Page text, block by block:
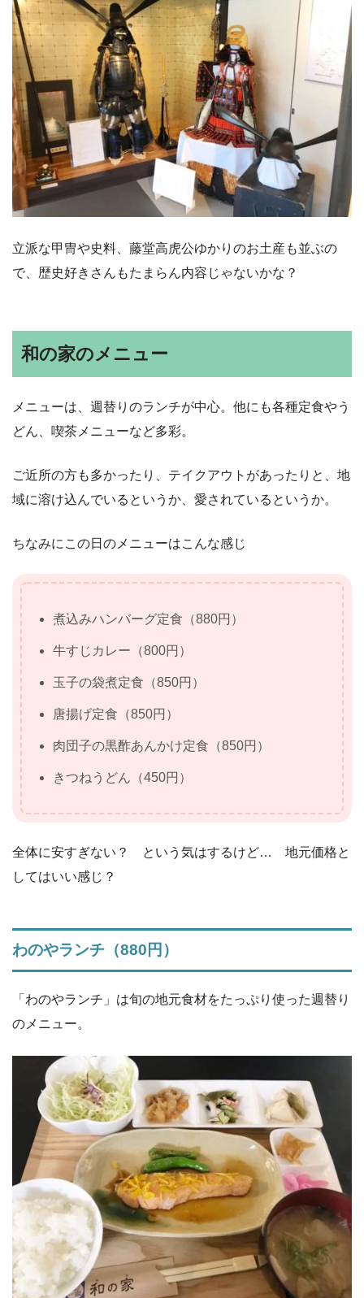
立派な甲冑や史料、藤堂高虎公ゆかりのお土産も並ぶの
で、歴史好きさんもたまらん内容じゃないかな？
和の家のメニュー
メニューは、週替りのランチが中心。他にも各種定食やう
どん、喫茶メニューなど多彩。
ご近所の方も多かったり、テイクアウトがあったりと、地
域に溶け込んでいるというか、愛されているというか。
ちなみにこの日のメニューはこんな感じ
煮込みハンバーグ定食（880円）
牛すじカレー（800円）
玉子の袋煮定食（850円）
唐揚げ定食（850円）
肉団子の黒酢あんかけ定食（850円）
きつねうどん（450円）
全体に安すぎない？ という気はするけど… 地元価格と
してはいい感じ？
わのやランチ（880円）
「わのやランチ」は旬の地元食材をたっぷり使った週替り
のメニュー。